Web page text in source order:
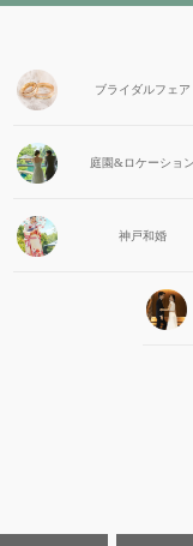
ブライダルフェア
庭園&ロケーション
神戸和婚